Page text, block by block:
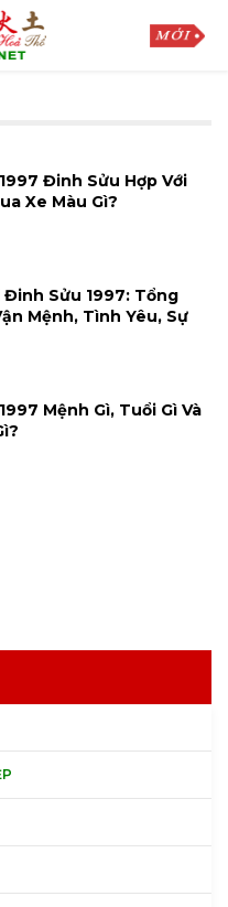
Đinh Sửu Hợp Với
Xe Màu Gì?
Đinh Sửu 1997: Tổng
Mệnh, Tình Yêu, Sự
Mệnh Gì, Tuổi Gì Và